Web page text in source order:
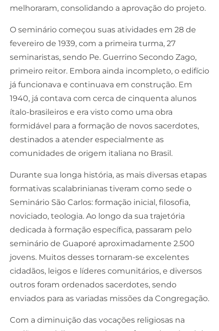
melhoraram, consolidando a aprovação do projeto.
O seminário começou suas atividades em 28 de
fevereiro de 1939, com a primeira turma, 27
seminaristas, sendo Pe. Guerrino Secondo Zago,
primeiro reitor. Embora ainda incompleto, o edifício
já funcionava e continuava em construção. Em
1940, já contava com cerca de cinquenta alunos
ítalo-brasileiros e era visto como uma obra
formidável para a formação de novos sacerdotes,
destinados a atender especialmente as
comunidades de origem italiana no Brasil.
Durante sua longa história, as mais diversas etapas
formativas scalabrinianas tiveram como sede o
Seminário São Carlos: formação inicial, filosofia,
noviciado, teologia. Ao longo da sua trajetória
dedicada à formação específica, passaram pelo
seminário de Guaporé aproximadamente 2.500
jovens. Muitos desses tornaram-se excelentes
cidadãos, leigos e líderes comunitários, e diversos
outros foram ordenados sacerdotes, sendo
enviados para as variadas missões da Congregação.
Com a diminuição das vocações religiosas na